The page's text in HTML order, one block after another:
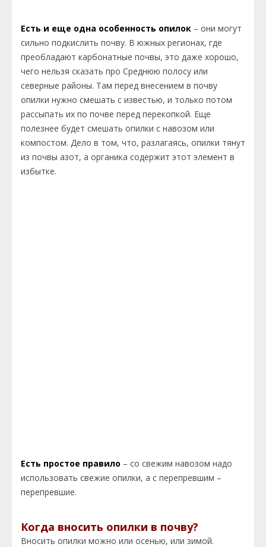
Есть и еще одна особенность опилок – они могут
сильно подкислить почву. В южных регионах, где
преобладают карбонатные почвы, это даже хорошо,
чего нельзя сказать про Среднюю полосу или
северные районы. Там перед внесением в почву
опилки нужно смешать с известью, и только потом
рассыпать их по почве перед перекопкой. Еще
полезнее будет смешать опилки с навозом или
компостом. Дело в том, что, разлагаясь, опилки тянут
из почвы азот, а органика содержит этот элемент в
избытке.
Есть простое правило – со свежим навозом надо
использовать свежие опилки, а с перепревшим –
перепревшие.
Когда вносить опилки в почву?
Вносить опилки можно или осенью, или зимой.